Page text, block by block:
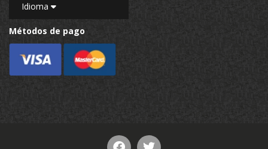
Idioma
Métodos de pago